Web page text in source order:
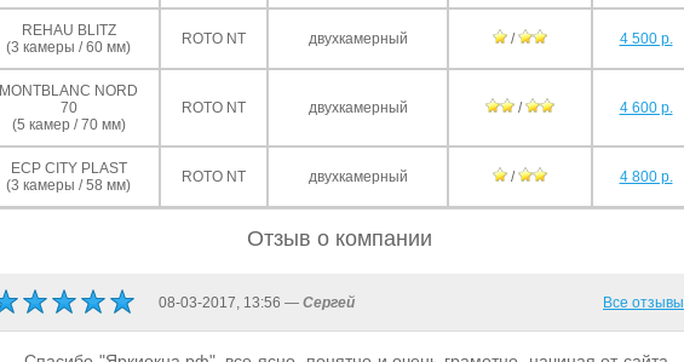
REHAU BLITZ
(3 камеры / 60 мм)
ROTO NT двухкамерный / 4 500 р.
MONTBLANC NORD
70
(5 камер / 70 мм)
ROTO NT двухкамерный / 4 600 р.
ECP CITY PLAST
(3 камеры / 58 мм)
ROTO NT двухкамерный / 4 800 р.
Отзыв о компании
08-03-2017, 13:56 — Сергей Все отзывы